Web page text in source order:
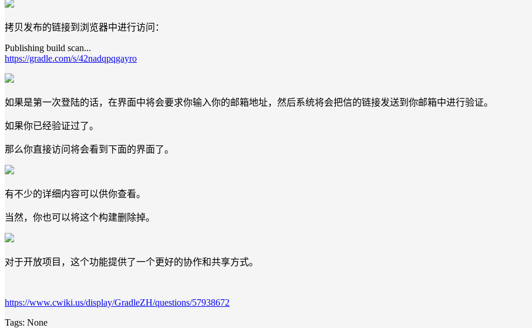
拷贝发布的链接到浏览器中进行访问：
Publishing build scan...
https://gradle.com/s/42nadqpqgayro
如果是第一次登陆的话，在界面中将会要求你输入你的邮箱地址，然后系统将会把信的链接发送到你邮箱中进行验证。
如果你已经验证过了。
那么你直接访问将会看到下面的界面了。
有不少的详细内容可以供你查看。
当然，你也可以将这个构建删除掉。
对于开放项目，这个功能提供了一个更好的协作和共享方式。
https://www.cwiki.us/display/GradleZH/questions/57938672
Tags: None